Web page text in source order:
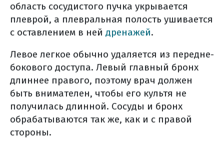
в больничной палате
хирургическое лечение (общая
информация)
виды хирургического лечения
что необходимо сообщить
врачу накануне операции
за две недели до операции
питание до операции
что взять с собой в больницу?
область сосудистого пучка укрывается
плеврой, а плевральная полость ушивается
с оставлением в ней дренажей.
Левое легкое обычно удаляется из передне-
бокового доступа. Левый главный бронх
длиннее правого, поэтому врач должен
быть внимателен, чтобы его культя не
получилась длинной. Сосуды и бронх
обрабатываются так же, как и с правой
стороны.